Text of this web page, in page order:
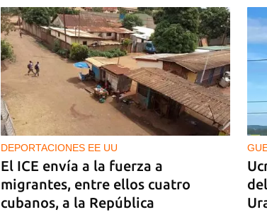
DEPORTACIONES EE UU
El ICE envía a la fuerza a
migrantes, entre ellos cuatro
cubanos, a la República